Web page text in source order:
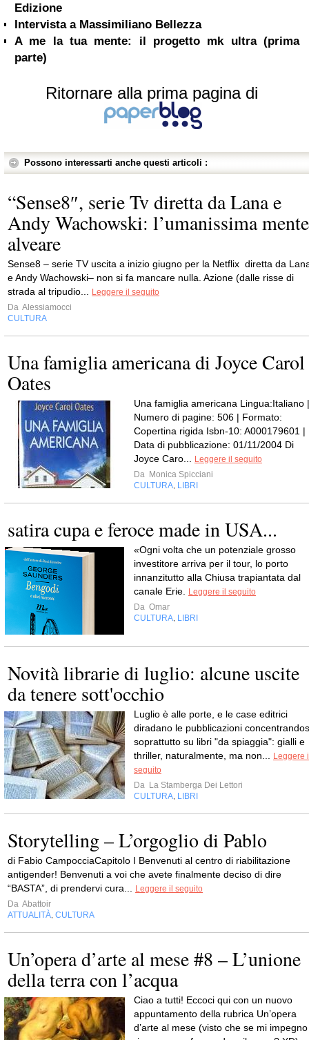
Edizione
Intervista a Massimiliano Bellezza
A me la tua mente: il progetto mk ultra (prima
parte)
Ritornare alla prima pagina di
Possono interessarti anche questi articoli :
“Sense8″, serie Tv diretta da Lana e
Andy Wachowski: l’umanissima mente
alveare
Sense8 – serie TV uscita a inizio giugno per la Netflix diretta da
e Andy Wachowski– non si fa mancare nulla. Azione (dalle risse di
strada al tripudio...
Leggere il seguito
Da Alessiamocci
CULTURA
Una famiglia americana di Joyce Carol
Oates
Una famiglia americana Lingua:Italiano |
Numero di pagine: 506 | Formato:
Copertina rigida Isbn-10: A000179601 |
Data di pubblicazione: 01/11/2004 Di
Joyce Caro...
Leggere il seguito
Da Monica Spicciani
CULTURA LIBRI
satira cupa e feroce made in USA...
«Ogni volta che un potenziale grosso
investitore arriva per il tour, lo porto
innanzitutto alla Chiusa trapiantata dal
canale Erie.
Leggere il seguito
Da Omar
CULTURA LIBRI
Novità librarie di luglio: alcune uscite
da tenere sott'occhio
Luglio è alle porte, e le case editrici
diradano le pubblicazioni
soprattutto su libri "da spiaggia": gialli e
thriller, naturalmente, ma non...
Leggere
seguito
Da La Stamberga Dei Lettori
CULTURA LIBRI
Storytelling – L’orgoglio di Pablo
di Fabio CampocciaCapitolo I Benvenuti al centro di riabilitazione
antigender! Benvenuti a voi che avete finalmente deciso di dire
“BASTA”, di prendervi cura...
Leggere il seguito
Da Abattoir
ATTUALITÀ CULTURA
Un’opera d’arte al mese #8 – L’unione
della terra con l’acqua
Ciao a tutti! Eccoci qui con un nuovo
appuntamento della rubrica Un’opera
d’arte al mese (visto che se mi impegno